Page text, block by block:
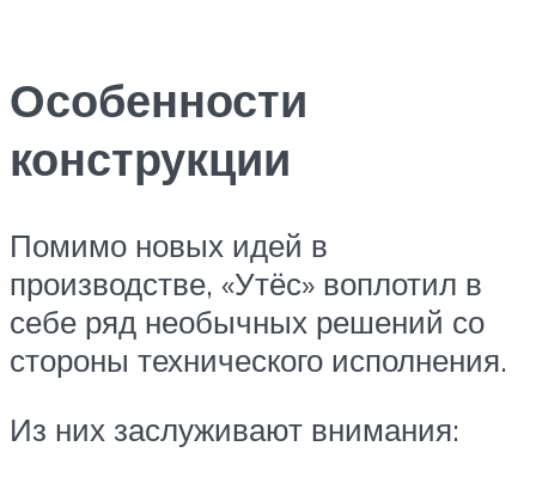
Особенности
конструкции
Помимо новых идей в
производстве, «Утёс» воплотил в
себе ряд необычных решений со
стороны технического исполнения.
Из них заслуживают внимания: